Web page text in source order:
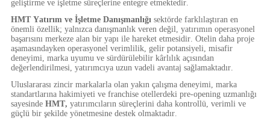
geliştirme ve işletme süreçlerine entegre etmektedir.
HMT Yatırım ve İşletme Danışmanlığısektörde farklılaştıran en
önemli özellik; yalnızca danışmanlık veren değil, yatırımın operasyonel
başarısını merkeze alan bir yapı ile hareket etmesidir. Otelin daha proje
aşamasındayken operasyonel verimlilik, gelir potansiyeli, misafir
deneyimi, marka uyumu ve sürdürülebilir kârlılık açısından
değerlendirilmesi, yatırımcıya uzun vadeli avantaj sağlamaktadır.
Uluslararası zincir markalarla olan yakın çalışma deneyimi, marka
standartlarına hakimiyeti ve franchise otellerdeki pre-opening uzmanlığı
sayesinde HMT, yatırımcıların süreçlerini daha kontrollü, verimli ve
güçlü bir şekilde yönetmesine destek olmaktadır.